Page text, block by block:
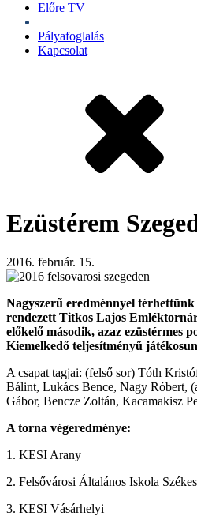
Előre TV
Pályafoglalás
Kapcsolat
Ezüstérem
2016. február. 15.
Nagyszerű eredménnyel térhettünk
rendezett Titkos Lajos
előkelő második, azaz ezüstérmes
Kiemelkedő teljesítményű
A csapat tagjai: (felső sor) Tóth
Bálint, Lukács Bence, Nagy Róbert,
Gábor, Bencze Zoltán, Kacamakisz
A torna végeredménye:
1. KESI Arany
2. Felsővárosi Általános Iskola
3. KESI Vásárhelyi